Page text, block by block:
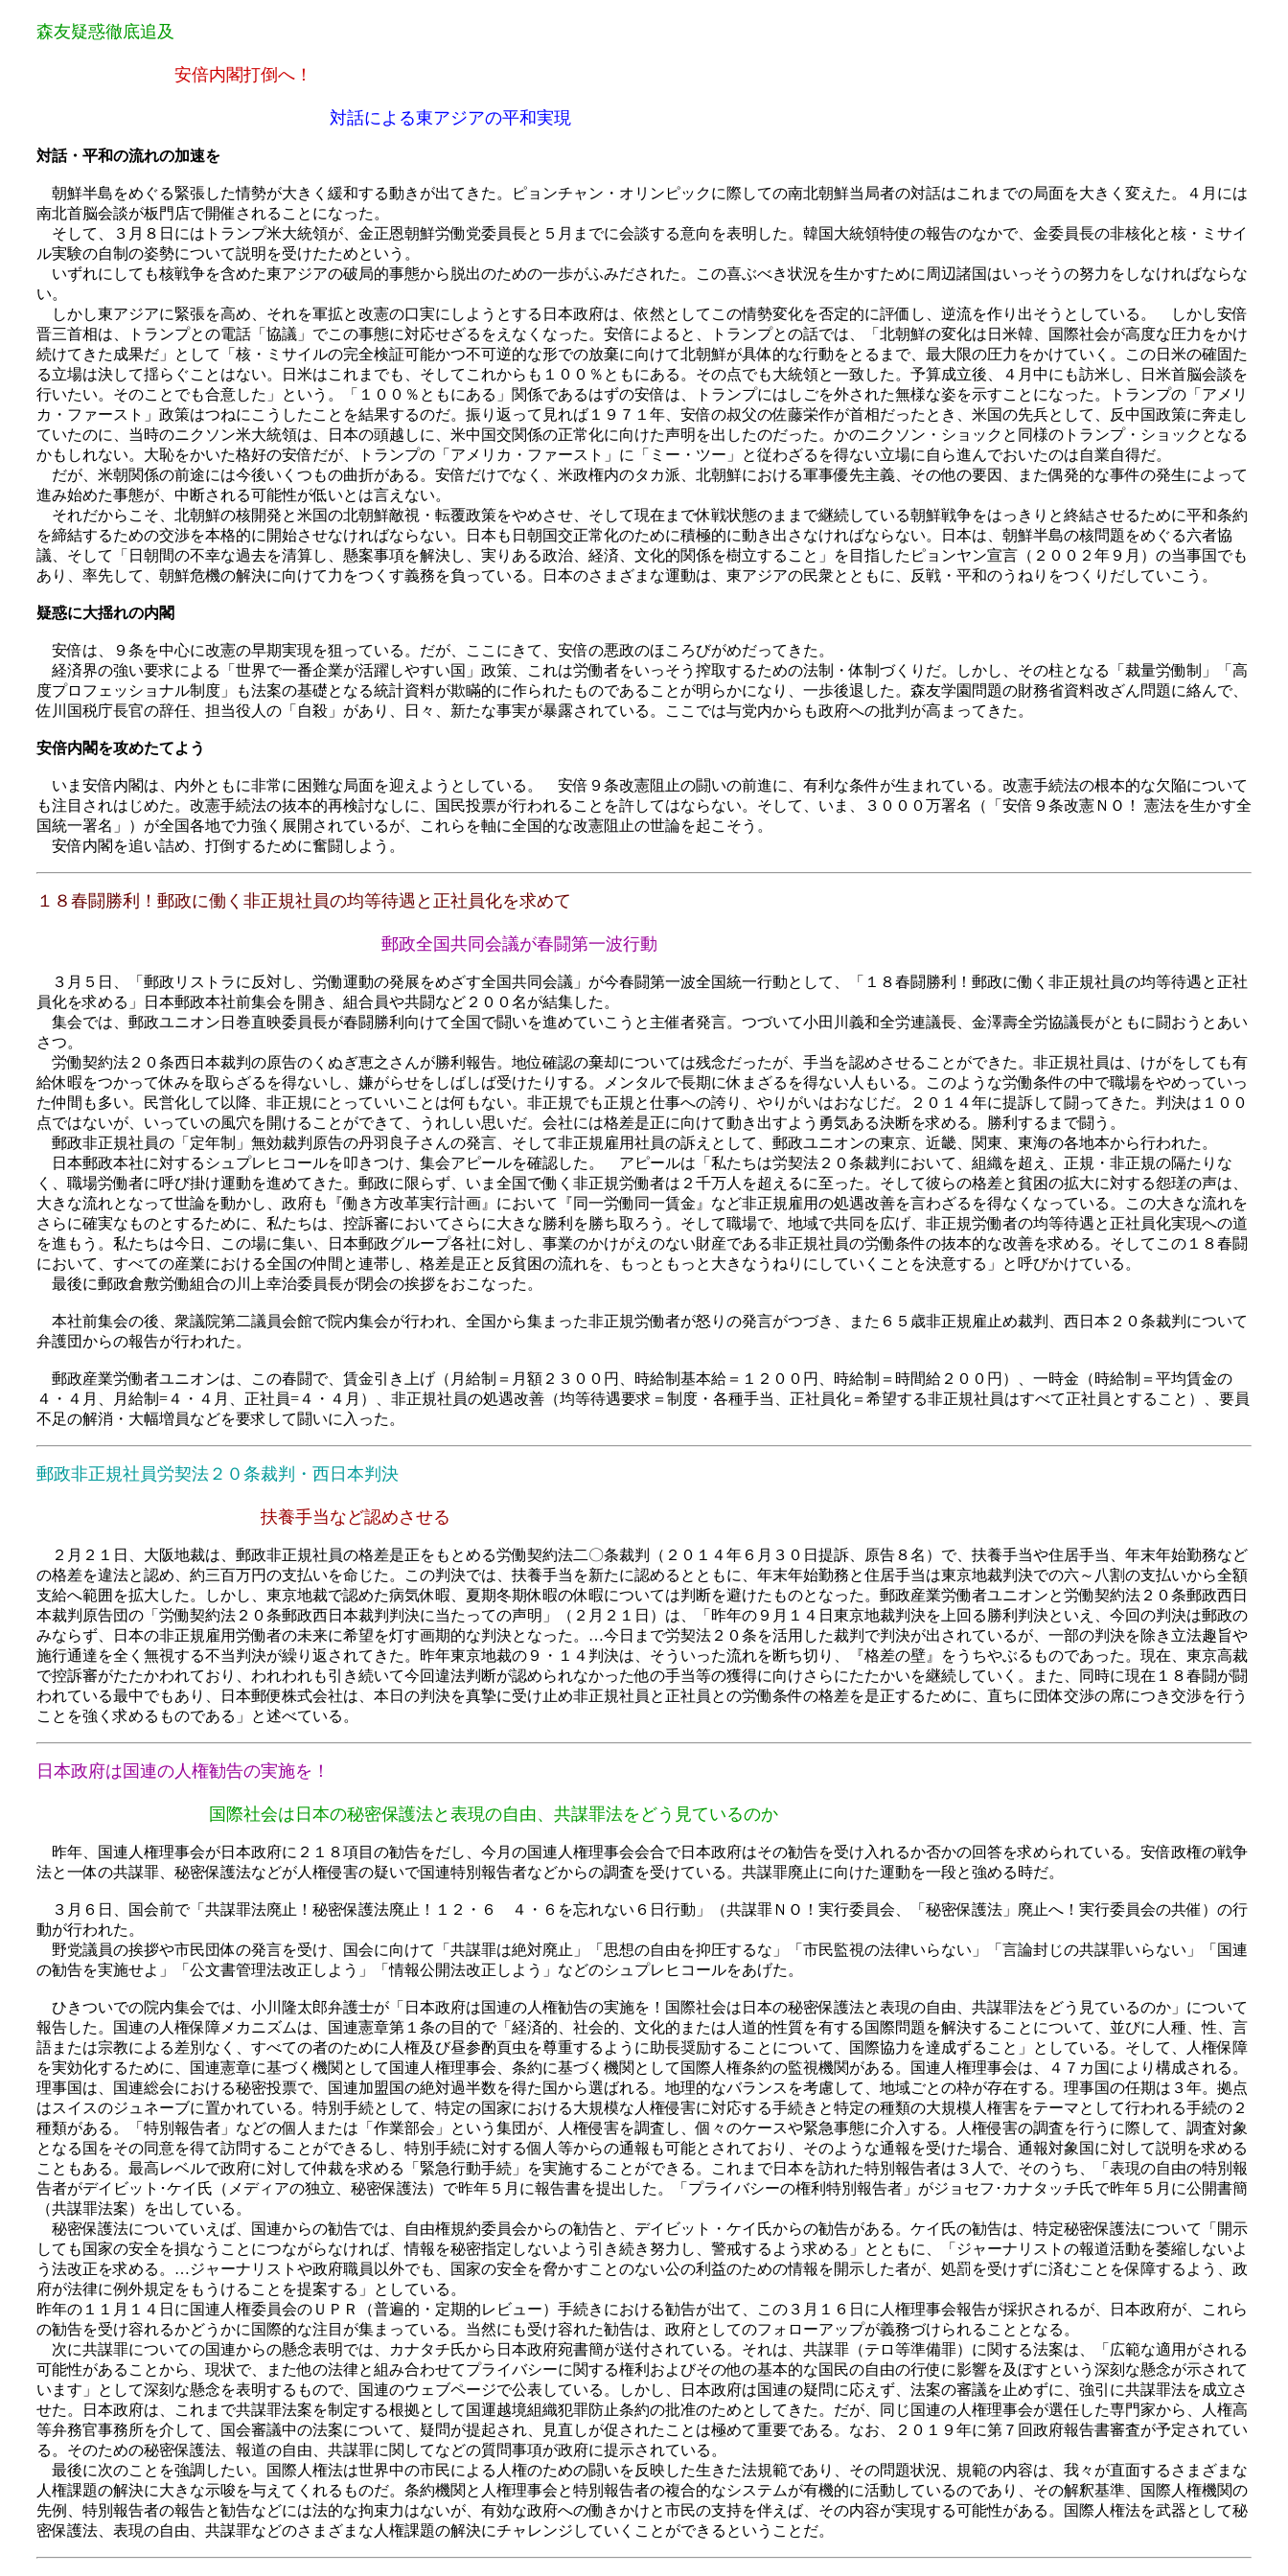
森友疑惑徹底追及
安倍内閣打倒へ！
対話による東アジアの平和実現
対話・平和の流れの加速を
朝鮮半島をめぐる緊張した情勢が大きく緩和する動きが出てきた。ピョンチャン・オリンピックに際しての南北朝鮮当局者の対話はこれまでの局面を大きく変えた。４月には
南北首脳会談が板門店で開催されることになった。
そして、３月８日にはトランプ米大統領が、金正恩朝鮮労働党委員長と５月までに会談する意向を表明した。韓国大統領特使の報告のなかで、金委員長の非核化と核・ミサイ
ル実験の自制の姿勢について説明を受けたためという。
いずれにしても核戦争を含めた東アジアの破局的事態から脱出のための一歩がふみだされた。この喜ぶべき状況を生かすために周辺諸国はいっそうの努力をしなければならな
い。
しかし東アジアに緊張を高め、それを軍拡と改憲の口実にしようとする日本政府は、依然としてこの情勢変化を否定的に評価し、逆流を作り出そうとしている。 しかし安倍
晋三首相は、トランプとの電話「協議」でこの事態に対応せざるをえなくなった。安倍によると、トランプとの話では、「北朝鮮の変化は日米韓、国際社会が高度な圧力をかけ
続けてきた成果だ」として「核・ミサイルの完全検証可能かつ不可逆的な形での放棄に向けて北朝鮮が具体的な行動をとるまで、最大限の圧力をかけていく。この日米の確固た
る立場は決して揺らぐことはない。日米はこれまでも、そしてこれからも１００％ともにある。その点でも大統領と一致した。予算成立後、４月中にも訪米し、日米首脳会談を
行いたい。そのことでも合意した」という。「１００％ともにある」関係であるはずの安倍は、トランプにはしごを外された無様な姿を示すことになった。トランプの「アメリ
カ・ファースト」政策はつねにこうしたことを結果するのだ。振り返って見れば１９７１年、安倍の叔父の佐藤栄作が首相だったとき、米国の先兵として、反中国政策に奔走し
ていたのに、当時のニクソン米大統領は、日本の頭越しに、米中国交関係の正常化に向けた声明を出したのだった。かのニクソン・ショックと同様のトランプ・ショックとなる
かもしれない。大恥をかいた格好の安倍だが、トランプの「アメリカ・ファースト」に「ミー・ツー」と従わざるを得ない立場に自ら進んでおいたのは自業自得だ。
だが、米朝関係の前途には今後いくつもの曲折がある。安倍だけでなく、米政権内のタカ派、北朝鮮における軍事優先主義、その他の要因、また偶発的な事件の発生によって
進み始めた事態が、中断される可能性が低いとは言えない。
それだからこそ、北朝鮮の核開発と米国の北朝鮮敵視・転覆政策をやめさせ、そして現在まで休戦状態のままで継続している朝鮮戦争をはっきりと終結させるために平和条約
を締結するための交渉を本格的に開始させなければならない。日本も日朝国交正常化のために積極的に動き出さなければならない。日本は、朝鮮半島の核問題をめぐる六者協
議、そして「日朝間の不幸な過去を清算し、懸案事項を解決し、実りある政治、経済、文化的関係を樹立すること」を目指したピョンヤン宣言（２００２年９月）の当事国でも
あり、率先して、朝鮮危機の解決に向けて力をつくす義務を負っている。日本のさまざまな運動は、東アジアの民衆とともに、反戦・平和のうねりをつくりだしていこう。
疑惑に大揺れの内閣
安倍は、９条を中心に改憲の早期実現を狙っている。だが、ここにきて、安倍の悪政のほころびがめだってきた。
経済界の強い要求による「世界で一番企業が活躍しやすい国」政策、これは労働者をいっそう搾取するための法制・体制づくりだ。しかし、その柱となる「裁量労働制」「高
度プロフェッショナル制度」も法案の基礎となる統計資料が欺瞞的に作られたものであることが明らかになり、一歩後退した。森友学園問題の財務省資料改ざん問題に絡んで、
佐川国税庁長官の辞任、担当役人の「自殺」があり、日々、新たな事実が暴露されている。ここでは与党内からも政府への批判が高まってきた。
安倍内閣を攻めたてよう
いま安倍内閣は、内外ともに非常に困難な局面を迎えようとしている。 安倍９条改憲阻止の闘いの前進に、有利な条件が生まれている。改憲手続法の根本的な欠陥について
も注目されはじめた。改憲手続法の抜本的再検討なしに、国民投票が行われることを許してはならない。そして、いま、３０００万署名（「安倍９条改憲ＮＯ！ 憲法を生かす全
国統一署名」）が全国各地で力強く展開されているが、これらを軸に全国的な改憲阻止の世論を起こそう。
安倍内閣を追い詰め、打倒するために奮闘しよう。
１８春闘勝利！郵政に働く非正規社員の均等待遇と正社員化を求めて
郵政全国共同会議が春闘第一波行動
３月５日、「郵政リストラに反対し、労働運動の発展をめざす全国共同会議」が今春闘第一波全国統一行動として、「１８春闘勝利！郵政に働く非正規社員の均等待遇と正社
員化を求める」日本郵政本社前集会を開き、組合員や共闘など２００名が結集した。
集会では、郵政ユニオン日巻直映委員長が春闘勝利向けて全国で闘いを進めていこうと主催者発言。つづいて小田川義和全労連議長、金澤壽全労協議長がともに闘おうとあい
さつ。
労働契約法２０条西日本裁判の原告のくぬぎ恵之さんが勝利報告。地位確認の棄却については残念だったが、手当を認めさせることができた。非正規社員は、けがをしても有
給休暇をつかって休みを取らざるを得ないし、嫌がらせをしばしば受けたりする。メンタルで長期に休まざるを得ない人もいる。このような労働条件の中で職場をやめっていっ
た仲間も多い。民営化して以降、非正規にとっていいことは何もない。非正規でも正規と仕事への誇り、やりがいはおなじだ。２０１４年に提訴して闘ってきた。判決は１００
点ではないが、いっていの風穴を開けることができて、うれしい思いだ。会社には格差是正に向けて動き出すよう勇気ある決断を求める。勝利するまで闘う。
郵政非正規社員の「定年制」無効裁判原告の丹羽良子さんの発言、そして非正規雇用社員の訴えとして、郵政ユニオンの東京、近畿、関東、東海の各地本から行われた。
日本郵政本社に対するシュプレヒコールを叩きつけ、集会アピールを確認した。 アピールは「私たちは労契法２０条裁判において、組織を超え、正規・非正規の隔たりな
く、職場労働者に呼び掛け運動を進めてきた。郵政に限らず、いま全国で働く非正規労働者は２千万人を超えるに至った。そして彼らの格差と貧困の拡大に対する怨瑳の声は、
大きな流れとなって世論を動かし、政府も『働き方改革実行計画』において『同一労働同一賃金』など非正規雇用の処遇改善を言わざるを得なくなっている。この大きな流れを
さらに確実なものとするために、私たちは、控訴審においてさらに大きな勝利を勝ち取ろう。そして職場で、地域で共同を広げ、非正規労働者の均等待遇と正社員化実現への道
を進もう。私たちは今日、この場に集い、日本郵政グループ各社に対し、事業のかけがえのない財産である非正規社員の労働条件の抜本的な改善を求める。そしてこの１８春闘
において、すべての産業における全国の仲間と連帯し、格差是正と反貧困の流れを、もっともっと大きなうねりにしていくことを決意する」と呼びかけている。
最後に郵政倉敷労働組合の川上幸治委員長が閉会の挨拶をおこなった。
本社前集会の後、衆議院第二議員会館で院内集会が行われ、全国から集まった非正規労働者が怒りの発言がつづき、また６５歳非正規雇止め裁判、西日本２０条裁判について
弁護団からの報告が行われた。
郵政産業労働者ユニオンは、この春闘で、賃金引き上げ（月給制＝月額２３００円、時給制基本給＝１２００円、時給制＝時間給２００円）、一時金（時給制＝平均賃金の
４・４月、月給制=４・４月、正社員=４・４月）、非正規社員の処遇改善（均等待遇要求＝制度・各種手当、正社員化＝希望する非正規社員はすべて正社員とすること）、要員
不足の解消・大幅増員などを要求して闘いに入った。
郵政非正規社員労契法２０条裁判・西日本判決
扶養手当など認めさせる
２月２１日、大阪地裁は、郵政非正規社員の格差是正をもとめる労働契約法二〇条裁判（２０１４年６月３０日提訴、原告８名）で、扶養手当や住居手当、年末年始勤務など
の格差を違法と認め、約三百万円の支払いを命じた。この判決では、扶養手当を新たに認めるとともに、年末年始勤務と住居手当は東京地裁判決での六～八割の支払いから全額
支給へ範囲を拡大した。しかし、東京地裁で認めた病気休暇、夏期冬期休暇の休暇については判断を避けたものとなった。郵政産業労働者ユニオンと労働契約法２０条郵政西日
本裁判原告団の「労働契約法２０条郵政西日本裁判判決に当たっての声明」（２月２１日）は、「昨年の９月１４日東京地裁判決を上回る勝利判決といえ、今回の判決は郵政の
みならず、日本の非正規雇用労働者の未来に希望を灯す画期的な判決となった。…今日まで労契法２０条を活用した裁判で判決が出されているが、一部の判決を除き立法趣旨や
施行通達を全く無視する不当判決が繰り返されてきた。昨年東京地裁の９・１４判決は、そういった流れを断ち切り、『格差の壁』をうちやぶるものであった。現在、東京高裁
で控訴審がたたかわれており、われわれも引き続いて今回違法判断が認められなかった他の手当等の獲得に向けさらにたたかいを継続していく。また、同時に現在１８春闘が闘
われている最中でもあり、日本郵便株式会社は、本日の判決を真摯に受け止め非正規社員と正社員との労働条件の格差を是正するために、直ちに団体交渉の席につき交渉を行う
ことを強く求めるものである」と述べている。
日本政府は国連の人権勧告の実施を！
国際社会は日本の秘密保護法と表現の自由、共謀罪法をどう見ているのか
昨年、国連人権理事会が日本政府に２１８項目の勧告をだし、今月の国連人権理事会会合で日本政府はその勧告を受け入れるか否かの回答を求められている。安倍政権の戦争
法と一体の共謀罪、秘密保護法などが人権侵害の疑いで国連特別報告者などからの調査を受けている。共謀罪廃止に向けた運動を一段と強める時だ。
３月６日、国会前で「共謀罪法廃止！秘密保護法廃止！１２・６ ４・６を忘れない６日行動」（共謀罪ＮＯ！実行委員会、「秘密保護法」廃止へ！実行委員会の共催）の行
動が行われた。
野党議員の挨拶や市民団体の発言を受け、国会に向けて「共謀罪は絶対廃止」「思想の自由を抑圧するな」「市民監視の法律いらない」「言論封じの共謀罪いらない」「国連
の勧告を実施せよ」「公文書管理法改正しよう」「情報公開法改正しよう」などのシュプレヒコールをあげた。
ひきついでの院内集会では、小川隆太郎弁護士が「日本政府は国連の人権勧告の実施を！国際社会は日本の秘密保護法と表現の自由、共謀罪法をどう見ているのか」について
報告した。国連の人権保障メカニズムは、国連憲章第１条の目的で「経済的、社会的、文化的または人道的性質を有する国際問題を解決することについて、並びに人種、性、言
語または宗教による差別なく、すべての者のために人権及び昼参酌頁虫を尊重するように助長奨励することについて、国際協力を達成ずること」としている。そして、人権保障
を実効化するために、国連憲章に基づく機関として国連人権理事会、条約に基づく機関として国際人権条約の監視機関がある。国連人権理事会は、４７カ国により構成される。
理事国は、国連総会における秘密投票で、国連加盟国の絶対過半数を得た国から選ばれる。地理的なバランスを考慮して、地域ごとの枠が存在する。理事国の任期は３年。拠点
はスイスのジュネーブに置かれている。特別手続として、特定の国家における大規模な人権侵害に対応する手続きと特定の種類の大規模人権害をテーマとして行われる手続の２
種類がある。「特別報告者」などの個人または「作業部会」という集団が、人権侵害を調査し、個々のケースや緊急事態に介入する。人権侵害の調査を行うに際して、調査対象
となる国をその同意を得て訪問することができるし、特別手続に対する個人等からの通報も可能とされており、そのような通報を受けた場合、通報対象国に対して説明を求める
こともある。最高レベルで政府に対して仲裁を求める「緊急行動手続」を実施することができる。これまで日本を訪れた特別報告者は３人で、そのうち、「表現の自由の特別報
告者がデイビット･ケイ氏（メディアの独立、秘密保護法）で昨年５月に報告書を提出した。「プライバシーの権利特別報告者」がジョセフ･カナタッチ氏で昨年５月に公開書簡
（共謀罪法案）を出している。
秘密保護法についていえば、国連からの勧告では、自由権規約委員会からの勧告と、デイビット・ケイ氏からの勧告がある。ケイ氏の勧告は、特定秘密保護法について「開示
しても国家の安全を損なうことにつながらなければ、情報を秘密指定しないよう引き続き努力し、警戒するよう求める」とともに、「ジャーナリストの報道活動を萎縮しないよ
う法改正を求める。…ジャーナリストや政府職員以外でも、国家の安全を脅かすことのない公の利益のための情報を開示した者が、処罰を受けずに済むことを保障するよう、政
府が法律に例外規定をもうけることを提案する」としている。
昨年の１１月１４日に国連人権委員会のＵＰＲ（普遍的・定期的レビュー）手続きにおける勧告が出て、この３月１６日に人権理事会報告が採択されるが、日本政府が、これら
の勧告を受け容れるかどうかに国際的な注目が集まっている。当然にも受け容れた勧告は、政府としてのフォローアップが義務づけられることとなる。
次に共謀罪についての国連からの懸念表明では、カナタチ氏から日本政府宛書簡が送付されている。それは、共謀罪（テロ等準備罪）に関する法案は、「広範な適用がされる
可能性があることから、現状で、また他の法律と組み合わせてプライバシーに関する権利およびその他の基本的な国民の自由の行使に影響を及ぼすという深刻な懸念が示されて
います」として深刻な懸念を表明するもので、国連のウェブページで公表している。しかし、日本政府は国連の疑問に応えず、法案の審議を止めずに、強引に共謀罪法を成立さ
せた。日本政府は、これまで共謀罪法案を制定する根拠として国運越境組織犯罪防止条約の批准のためとしてきた。だが、同じ国連の人権理事会が選任した専門家から、人権高
等弁務官事務所を介して、国会審議中の法案について、疑問が提起され、見直しが促されたことは極めて重要である。なお、２０１９年に第７回政府報告書審査が予定されてい
る。そのための秘密保護法、報道の自由、共謀罪に関してなどの質問事項が政府に提示されている。
最後に次のことを強調したい。国際人権法は世界中の市民による人権のための闘いを反映した生きた法規範であり、その問題状況、規範の内容は、我々が直面するさまざまな
人権課題の解決に大きな示唆を与えてくれるものだ。条約機関と人権理事会と特別報告者の複合的なシステムが有機的に活動しているのであり、その解釈基準、国際人権機関の
先例、特別報告者の報告と勧告などには法的な拘束力はないが、有効な政府への働きかけと市民の支持を伴えば、その内容が実現する可能性がある。国際人権法を武器として秘
密保護法、表現の自由、共謀罪などのさまざまな人権課題の解決にチャレンジしていくことができるということだ。